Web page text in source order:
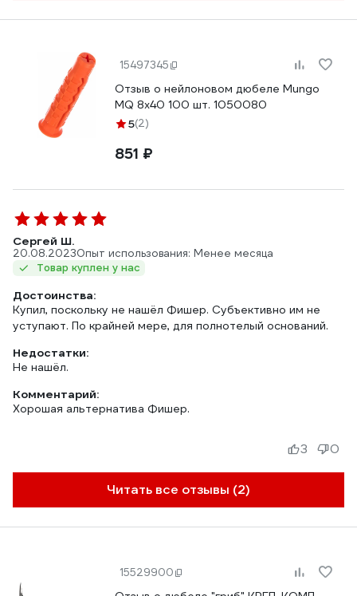
15497345
Отзыв о нейлоновом дюбеле Mungo
MQ 8x40 100 шт. 1050080
5(2)
851 ₽
Сергей Ш.
20.08.2023Опыт использования: Менее месяца
Товар куплен у нас
Достоинства:
Купил, поскольку не нашёл Фишер. Субъективно им не
уступают. По крайней мере, для полнотелый оснований.
Недостатки:
Не нашёл.
Комментарий:
Хорошая альтернатива Фишер.
Читать все отзывы (2)
3 0
15529900